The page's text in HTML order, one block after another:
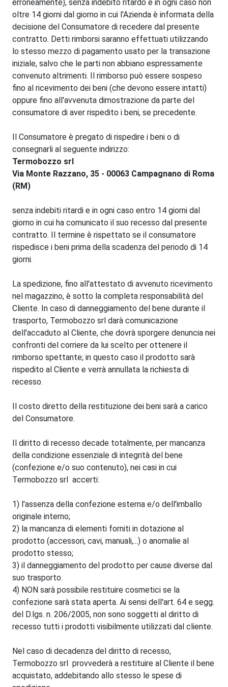
erroneamente), senza indebito ritardo e in ogni caso non
oltre 14 giorni dal giorno in cui l'Azienda è informata della
decisione del Consumatore di recedere dal presente
contratto. Detti rimborsi saranno effettuati utilizzando
lo stesso mezzo di pagamento usato per la transazione
iniziale, salvo che le parti non abbiano espressamente
convenuto altrimenti. Il rimborso può essere sospeso
fino al ricevimento dei beni (che devono essere intatti)
oppure fino all'avvenuta dimostrazione da parte del
consumatore di aver rispedito i beni, se precedente.
Il Consumatore è pregato di rispedire i beni o di
consegnarli al seguente indirizzo:
Termobozzo srl
Via Monte Razzano, 35 - 00063 Campagnano di Roma
(RM)
senza indebiti ritardi e in ogni caso entro 14 giorni dal
giorno in cui ha comunicato il suo recesso dal presente
contratto. Il termine è rispettato se il consumatore
rispedisce i beni prima della scadenza del periodo di 14
giorni.
La spedizione, fino all'attestato di avvenuto ricevimento
nel magazzino, è sotto la completa responsabilità del
Cliente. In caso di danneggiamento del bene durante il
trasporto, Termobozzo srl darà comunicazione
dell'accaduto al Cliente, che dovrà sporgere denuncia nei
confronti del corriere da lui scelto per ottenere il
rimborso spettante; in questo caso il prodotto sarà
rispedito al Cliente e verrà annullata la richiesta di
recesso.
Il costo diretto della restituzione dei beni sarà a carico
del Consumatore.
Il diritto di recesso decade totalmente, per mancanza
della condizione essenziale di integrità del bene
(confezione e/o suo contenuto), nei casi in cui
Termobozzo srl accerti:
1) l'assenza della confezione esterna e/o dell'imballo
originale interno;
2) la mancanza di elementi forniti in dotazione al
prodotto (accessori, cavi, manuali,...) o anomalie al
prodotto stesso;
3) il danneggiamento del prodotto per cause diverse dal
suo trasporto.
4) NON sarà possibile restituire cosmetici se la
confezione sarà stata aperta. Ai sensi dell'art. 64 e segg.
del D.lgs. n. 206/2005, non sono soggetti al diritto di
recesso tutti i prodotti visibilmente utilizzati dal cliente.
Nel caso di decadenza del diritto di recesso,
Termobozzo srl provvederà a restituire al Cliente il bene
acquistato, addebitando allo stesso le spese di